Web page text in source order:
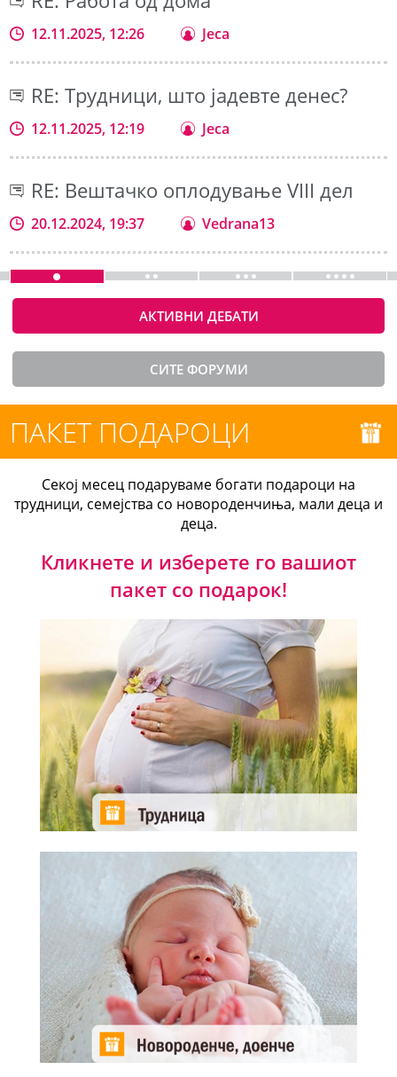
12.11.2025, 12:26 Jeca
RE: Трудници, што јадевте денес?
12.11.2025, 12:19 Jeca
RE: Вештачко оплодување VIII дел
20.12.2024, 19:37 Vedrana13
АКТИВНИ ДЕБАТИ
СИТЕ ФОРУМИ
ПАКЕТ ПОДАРОЦИ
Секој месец подаруваме богати подароци на
трудници, семејства со новороденчиња, мали деца и
деца.
Кликнете и изберете го вашиот
пакет со подарок!